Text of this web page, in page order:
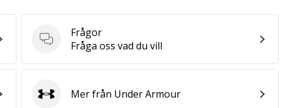
Frågor
Frågor
Fråga oss vad du vill
Under Armour
Mer från Under Armour